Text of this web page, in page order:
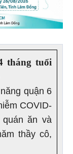
tháng tuổi
quận 6
COVID-
ăn và
thầy cô,